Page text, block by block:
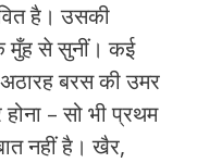
है। उसकी
मुँह से सुनीं। कई
बरस की उमर
होना – सो भी प्रथम
नहीं है। खैर,